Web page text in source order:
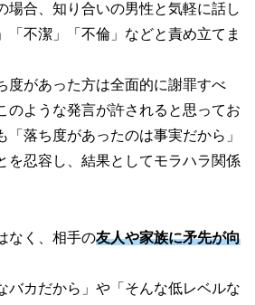
場合、知り合いの男性と気軽に話し
「不潔」「不倫」などと責め立てま
度があった方は全面的に謝罪すべ
のような発言が許されると思ってお
「落ち度があったのは事実だから」
を忍容し、結果としてモラハラ関係
なく、相手の友人や家族に矛先が向
バカだから」や「そんな低レベルな